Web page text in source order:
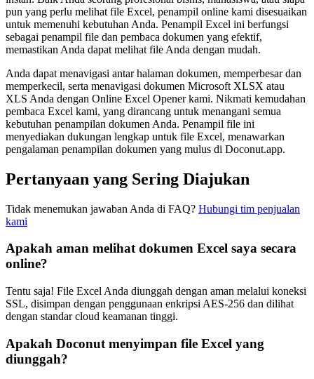
pun yang perlu melihat file Excel, penampil online kami disesuaikan
untuk memenuhi kebutuhan Anda. Penampil Excel ini berfungsi
sebagai penampil file dan pembaca dokumen yang efektif,
memastikan Anda dapat melihat file Anda dengan mudah.
Anda dapat menavigasi antar halaman dokumen, memperbesar dan
memperkecil, serta menavigasi dokumen Microsoft XLSX atau
XLS Anda dengan Online Excel Opener kami. Nikmati kemudahan
pembaca Excel kami, yang dirancang untuk menangani semua
kebutuhan penampilan dokumen Anda. Penampil file ini
menyediakan dukungan lengkap untuk file Excel, menawarkan
pengalaman penampilan dokumen yang mulus di Doconut.app.
Pertanyaan yang Sering Diajukan
Tidak menemukan jawaban Anda di FAQ? Hubungi tim penjualan
kami
Apakah aman melihat dokumen Excel saya secara
online?
Tentu saja! File Excel Anda diunggah dengan aman melalui koneksi
SSL, disimpan dengan penggunaan enkripsi AES-256 dan dilihat
dengan standar cloud keamanan tinggi.
Apakah Doconut menyimpan file Excel yang
diunggah?